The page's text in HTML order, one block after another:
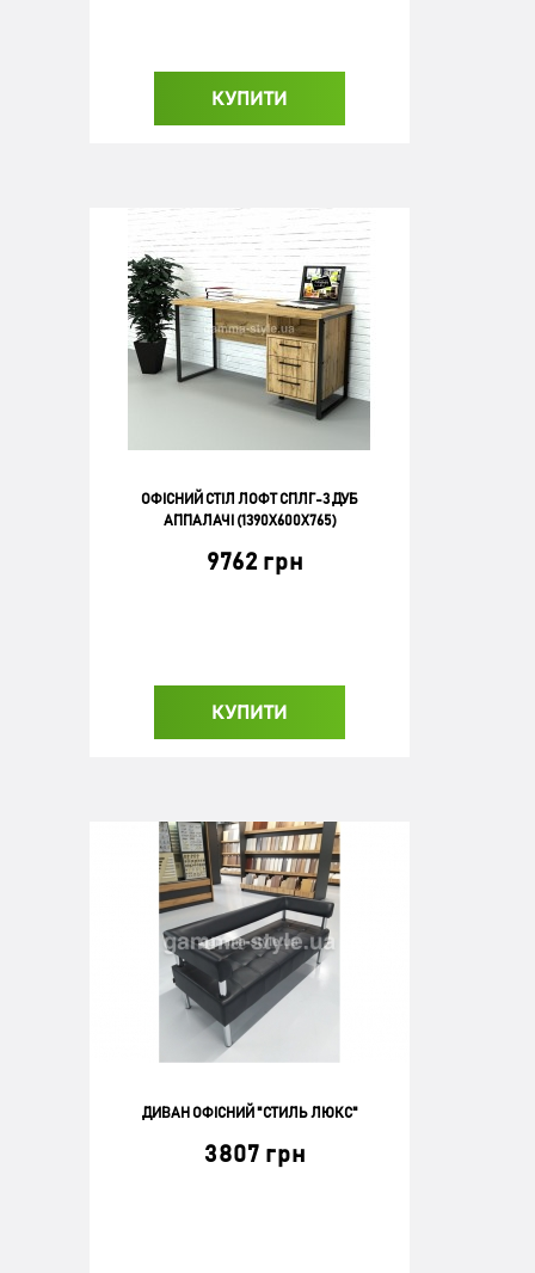
КУПИТИ
ОФІСНИЙ СТІЛ ЛОФТ СПЛГ-3 ДУБ
АППАЛАЧІ (1390X600X765)
9762 грн
КУПИТИ
ДИВАН ОФІСНИЙ "СТИЛЬ ЛЮКС"
3807 грн